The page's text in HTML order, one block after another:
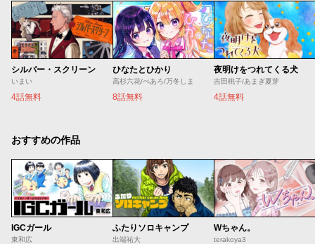
シルバー・スクリーン
いまい
4話無料
ひなたとひかり
高杉六花/べあろ/万冬しま
8話無料
夜明けをつれてくる犬
吉田桃子/あまぎ夏芽
4話無料
おすすめの作品
IGCガール
東和広
ふたりソロキャンプ
出端祐大
Wちゃん。
terakoya3